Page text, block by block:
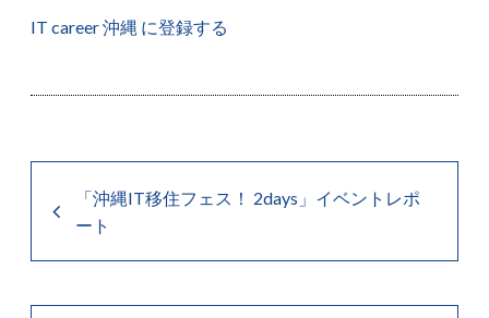
IT career 沖縄 に登録する
「沖縄IT移住フェス！ 2days」イベントレポ
ート